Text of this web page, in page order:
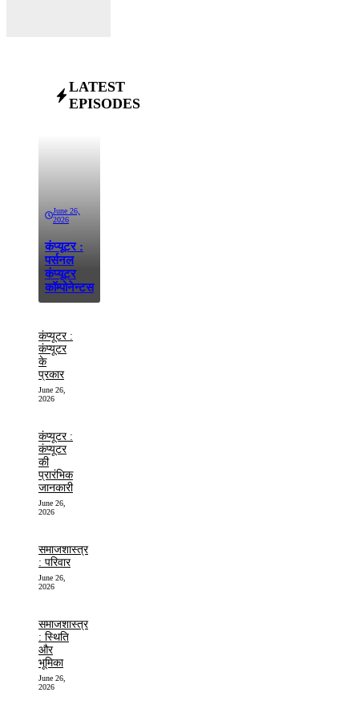
LATEST
EPISODES
June 26,
2026
कंप्यूटर :
पर्सनल
कंप्यूटर
कॉम्पोनेन्टस
कंप्यूटर :
कंप्यूटर
के
प्रकार
June 26,
2026
कंप्यूटर :
कंप्यूटर
की
प्रारंभिक
जानकारी
June 26,
2026
समाजशास्त्र
: परिवार
June 26,
2026
समाजशास्त्र
: स्थिति
और
भूमिका
June 26,
2026